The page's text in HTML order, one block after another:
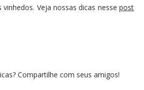
Veja nossas dicas nesse post
Compartilhe com seus amigos!